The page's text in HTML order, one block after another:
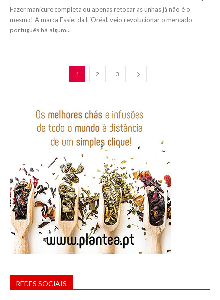
Fazer manicure completa ou apenas retocar as unhas já não é o
mesmo! A marca Essie, da L´Oréal, veio revolucionar o mercado
português há algum...
1 2 3
REDES SOCIAIS